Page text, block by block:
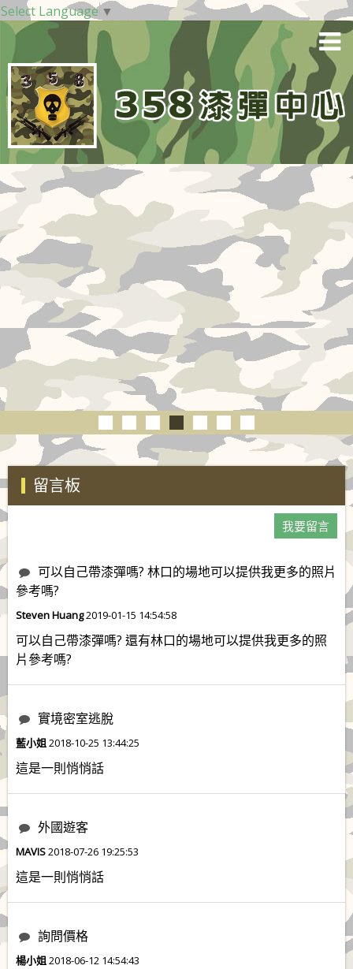
Select Language ▼
留言板
我要留言
可以自己帶漆彈嗎? 林口的場地可以提供我更多的照片
參考嗎?
Steven Huang2019-01-15 14:54:58
可以自己帶漆彈嗎? 還有林口的場地可以提供我更多的照
片參考嗎?
實境密室逃脫
藍小姐2018-10-25 13:44:25
這是一則悄悄話
外國遊客
MAVIS2018-07-26 19:25:53
這是一則悄悄話
詢問價格
楊小姐2018-06-12 14:54:43